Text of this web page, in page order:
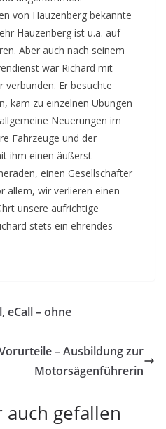
von Hauzenberg bekannte
Hauzenberg ist u.a. auf
Aber auch nach seinem
war Richard mit
verbunden. Er besuchte
kam zu einzelnen Übungen
Neuerungen im
Fahrzeuge und der
ihm einen äußerst
einen Gesellschafter
allem, wir verlieren einen
unsere aufrichtige
stets ein ehrendes
eCall – ohne
– Ausbildung zur
Motorsägenführerin
gefallen